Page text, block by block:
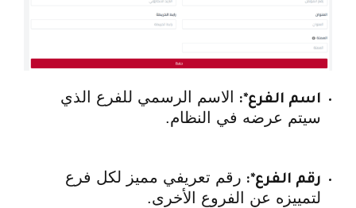
اسم الفرع*:
الاسم الرسمي للفرع الذي
سيتم عرضه في النظام.
رقم الفرع*: رقم تعريفي مميز لكل فرع
لتمييزه عن الفروع الأخرى.